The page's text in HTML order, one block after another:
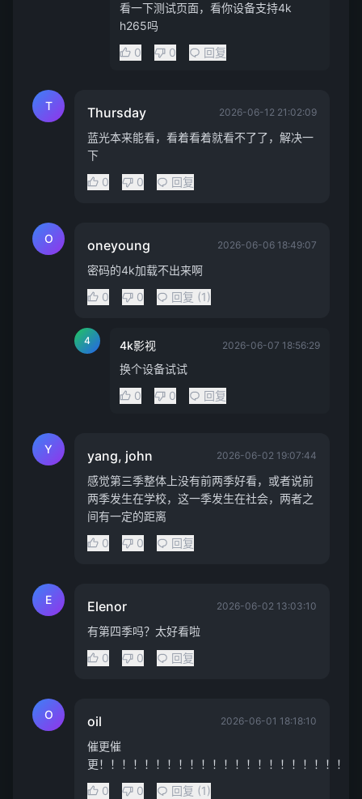
看一下测试页面，看你设备支持4k
h265吗
0
0 回复
T Thursday 2026-06-12 21:02:09
蓝光本来能看，看着看着就看不了了，解决一
下
0
0 回复
O oneyoung 2026-06-06 18:49:07
密码的4k加载不出来啊
0
0 回复 (1)
4 4k影视 2026-06-07 18:56:29
换个设备试试
0
0 回复
Y yang, john 2026-06-02 19:07:44
感觉第三季整体上没有前两季好看，或者说前
两季发生在学校，这一季发生在社会，两者之
间有一定的距离
0
0 回复
E Elenor 2026-06-02 13:03:10
有第四季吗？太好看啦
0
0 回复
O oil 2026-06-01 18:18:10
催更催
更！！！！！！！！！！！！！！！！！！！！！！
0
0 回复 (1)